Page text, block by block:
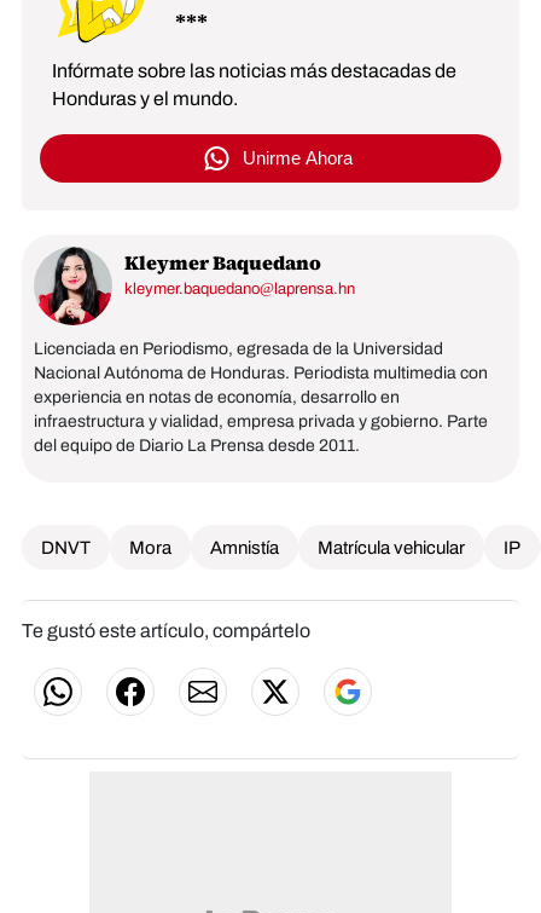
Infórmate sobre las noticias más destacadas de
Honduras y el mundo.
Unirme Ahora
Kleymer Baquedano
kleymer.baquedano@laprensa.hn
Licenciada en Periodismo, egresada de la Universidad
Nacional Autónoma de Honduras. Periodista multimedia con
experiencia en notas de economía, desarrollo en
infraestructura y vialidad, empresa privada y gobierno. Parte
del equipo de Diario La Prensa desde 2011.
DNVT Mora Amnistía Matrícula vehicular IP
Te gustó este artículo, compártelo